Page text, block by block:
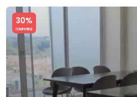
30%
COMPATIBLE
Slide 1 of 5